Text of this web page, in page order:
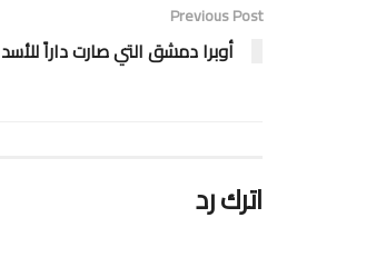
Previous Post
أوبرا دمشق التي صارت داراً للأسد
اترك رد